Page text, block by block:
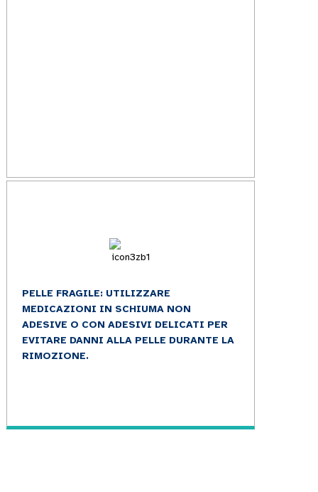
PELLE FRAGILE: UTILIZZARE
MEDICAZIONI IN SCHIUMA NON
ADESIVE O CON ADESIVI DELICATI PER
EVITARE DANNI ALLA PELLE DURANTE LA
RIMOZIONE.